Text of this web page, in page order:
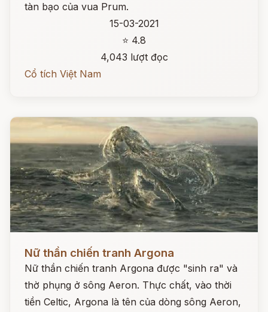
tàn bạo của vua Prum.
15-03-2021
⭐ 4.8
4,043 lượt đọc
Cổ tích Việt Nam
Nữ thần chiến tranh Argona
Nữ thần chiến tranh Argona được "sinh ra" và
thờ phụng ở sông Aeron. Thực chất, vào thời
tiền Celtic, Argona là tên của dòng sông Aeron,